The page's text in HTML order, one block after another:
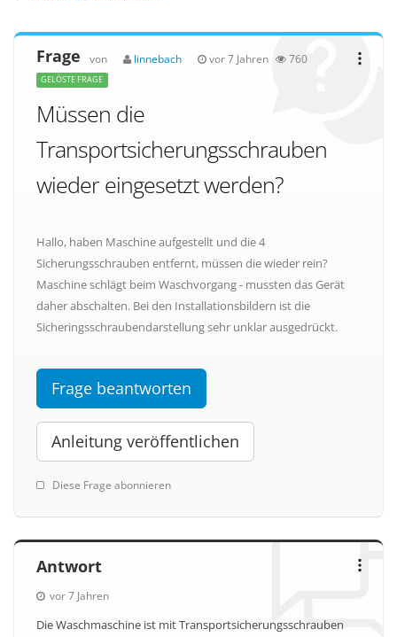
Frage von linnebach vor 7 Jahren 760
GELÖSTE FRAGE
Müssen die
Transportsicherungsschrauben
wieder eingesetzt werden?
Hallo, haben Maschine aufgestellt und die 4
Sicherungsschrauben entfernt, müssen die wieder rein?
Maschine schlägt beim Waschvorgang - mussten das Gerät
daher abschalten. Bei den Installationsbildern ist die
Sicheringsschraubendarstellung sehr unklar ausgedrückt.
Frage beantworten
Anleitung veröffentlichen
Diese Frage abonnieren
Antwort
vor 7 Jahren
Die Waschmaschine ist mit Transportsicherungsschrauben